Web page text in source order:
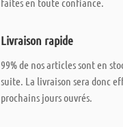
Livraison rapide
99% de nos articles sont en
suite. La livraison sera donc
prochains jours ouvrés.